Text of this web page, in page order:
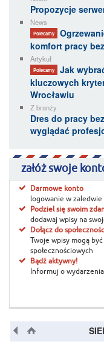
Propozycje
News
Polecamy
komfort pracy
Artykuł
Polecamy
Jak
kluczowych
Wrocławiu
Z branży
Dres do pracy
wyglądać
załóż swoje
Darmowe konto
logowanie w zaledwie
Podziel się swoim
dodawaj wpisy na
Dołącz do
Twoje wpisy mogą
społecznościowych
Bądź aktywny!
Informuj o